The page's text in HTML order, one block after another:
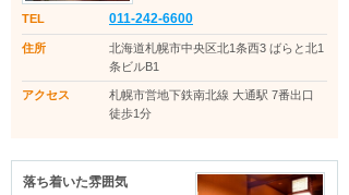
TEL 011-242-6600
住所
北海道札幌市中央区北1条西3 ばらと北1
条ビルB1
アクセス
札幌市営地下鉄南北線 大通駅 7番出口
徒歩1分
落ち着いた雰囲気